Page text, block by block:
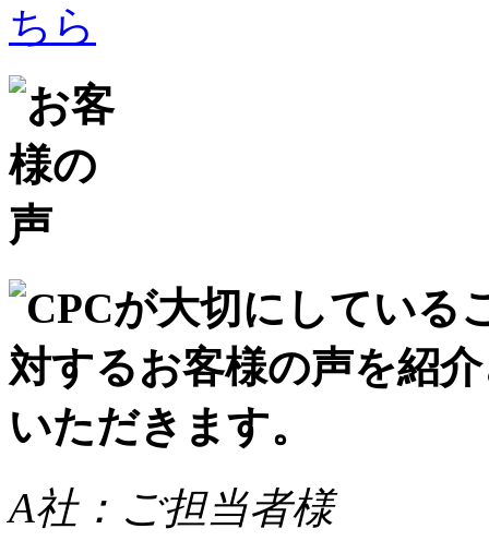
ちら
A社：ご担当者様